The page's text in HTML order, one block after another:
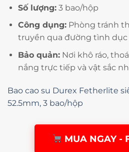
Số lượng:3 bao/hộp
Công dụng:Phòng tránh
truyền qua đường tình dục
Bảo quản:Nơi khô ráo,
nắng trực tiếp và vật sắc
Bao cao su Durex Fetherlite
52.5mm, 3 bao/hộp
MUA NGAY -